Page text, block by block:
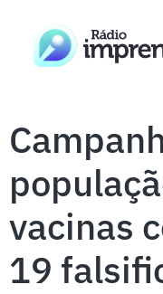
vacinas
19